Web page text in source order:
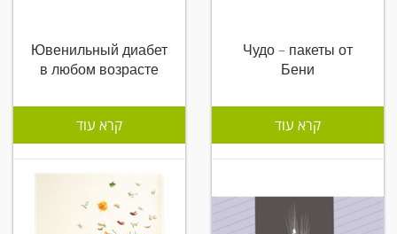
Чудо – пакеты от
Бени
קרא עוד
Ювенильный диабет
в любом возрасте
קרא עוד